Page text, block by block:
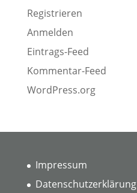
Registrieren
Anmelden
Eintrags-Feed
Kommentar-Feed
WordPress.org
Impressum
Datenschutzerklärung